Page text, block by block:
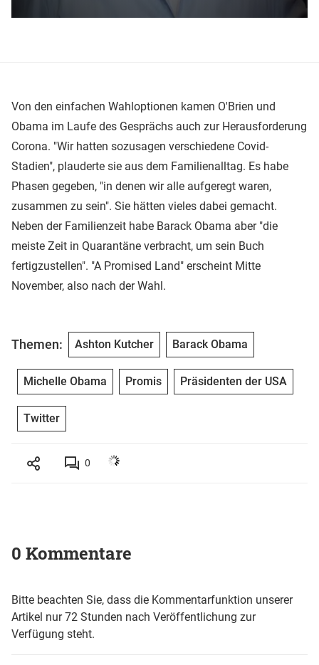
Von den einfachen Wahloptionen kamen O'Brien und
Obama im Laufe des Gesprächs auch zur Herausforderung
Corona. "Wir hatten sozusagen verschiedene Covid-
Stadien", plauderte sie aus dem Familienalltag. Es habe
Phasen gegeben, "in denen wir alle aufgeregt waren,
zusammen zu sein". Sie hätten vieles dabei gemacht.
Neben der Familienzeit habe Barack Obama aber "die
meiste Zeit in Quarantäne verbracht, um sein Buch
fertigzustellen". "A Promised Land" erscheint Mitte
November, also nach der Wahl.
Themen: Ashton Kutcher Barack Obama
Michelle Obama Promis Präsidenten der USA
Twitter
0
0 Kommentare
Bitte beachten Sie, dass die Kommentarfunktion unserer
Artikel nur 72 Stunden nach Veröffentlichung zur
Verfügung steht.